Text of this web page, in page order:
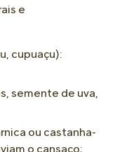
e
cupuaçu):
semente de uva,
ou castanha-
o cansaço;